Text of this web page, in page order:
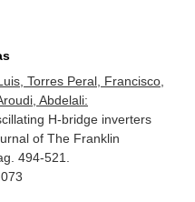
Torres Peral, Francisco,
Abdelali:
H-bridge inverters
of The Franklin
494-521.